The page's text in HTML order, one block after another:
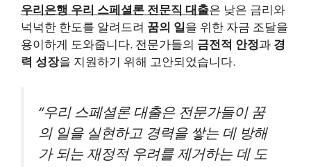
우리은행 우리 스페셜론 전문직 대출은 낮은 금리와
넉넉한 한도를 알려드려 꿈의 일을 위한 자금 조달을
용이하게 도와줍니다. 전문가들의 금전적 안정과 경
력 성장을 지원하기 위해 고안되었습니다.
“우리 스페셜론 대출은 전문가들이 꿈
의 일을 실현하고 경력을 쌓는 데 방해
가 되는 재정적 우려를 제거하는 데 도